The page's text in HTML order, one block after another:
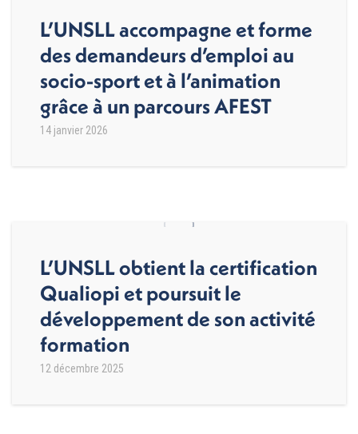
L’UNSLL accompagne et forme
des demandeurs d’emploi au
socio-sport et à l’animation
grâce à un parcours AFEST
14 janvier 2026
L’UNSLL obtient la certification
Qualiopi et poursuit le
développement de son activité
formation
12 décembre 2025